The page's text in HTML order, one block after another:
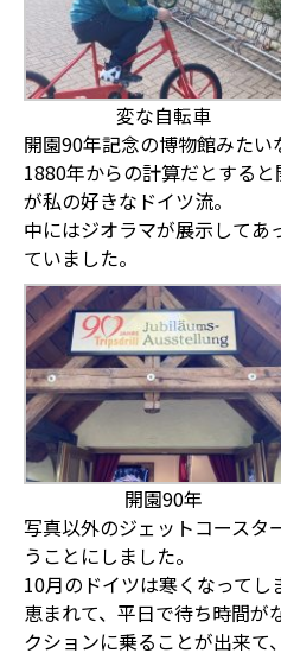
変な自転車
開園90年記念の博物館みた
1880年からの計算だとする
が私の好きなドイツ流。
中にはジオラマが展示してあ
ていました。
開園90年
写真以外のジェットコースタ
うことにしました。
10月のドイツは寒くなって
恵まれて、平日で待ち時間
クションに乗ることが出来て